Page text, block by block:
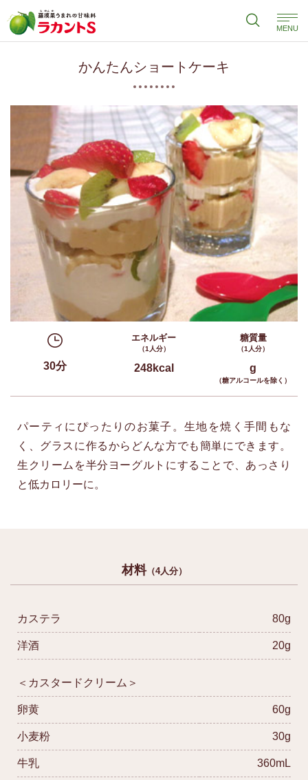
MENU
かんたんショートケーキ
30分
エネルギー
（1人分）
248kcal
糖質量
（1人分）
g
（糖アルコールを除く）
パーティにぴったりのお菓子。生地を焼く手間もな
く、グラスに作るからどんな方でも簡単にできます。
生クリームを半分ヨーグルトにすることで、あっさり
と低カロリーに。
材料（4人分）
カステラ 80g
洋酒 20g
＜カスタードクリーム＞
卵黄 60g
小麦粉 30g
牛乳 360mL